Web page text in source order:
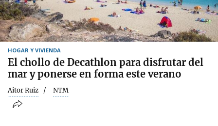
HOGAR Y VIVIENDA
El chollo de Decathlon para disfrutar del
mar y ponerse en forma este verano
Aitor Ruiz NTM